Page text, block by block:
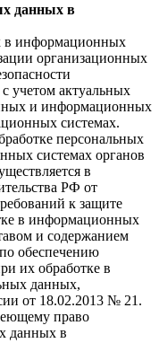
данных в
в информационных
организационных
учетом актуальных
и информационных
системах.
персональных
системах органов
в
РФ от
к защите
в информационных
и содержанием
обеспечению
их обработке в
данных,
от 18.02.2013 № 21.
право
данных в